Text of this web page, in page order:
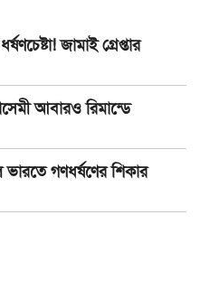
জামাই গ্রেপ্তার
আবারও রিমান্ডে
ভারতে গণধর্ষণের শিকার